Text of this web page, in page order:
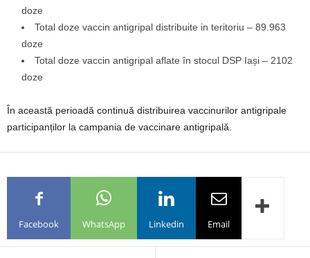
doze
Total doze vaccin antigripal distribuite in teritoriu – 89.963
doze
Total doze vaccin antigripal aflate în stocul DSP Iași – 2102
doze
În această perioadă continuă distribuirea vaccinurilor antigripale
participanților la campania de vaccinare antigripală.
Facebook WhatsApp Linkedin Email